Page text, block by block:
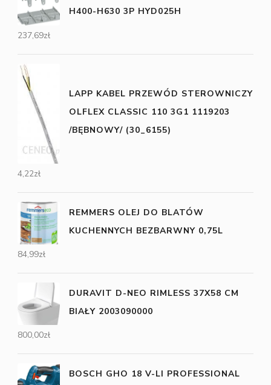
H400-H630 3P HYD025H
237,69zł
LAPP KABEL PRZEWÓD STEROWNICZY
OLFLEX CLASSIC 110 3G1 1119203
/BĘBNOWY/ (30_6155)
4,22zł
REMMERS OLEJ DO BLATÓW
KUCHENNYCH BEZBARWNY 0,75L
84,99zł
DURAVIT D-NEO RIMLESS 37X58 CM
BIAŁY 2003090000
800,00zł
BOSCH GHO 18 V-LI PROFESSIONAL